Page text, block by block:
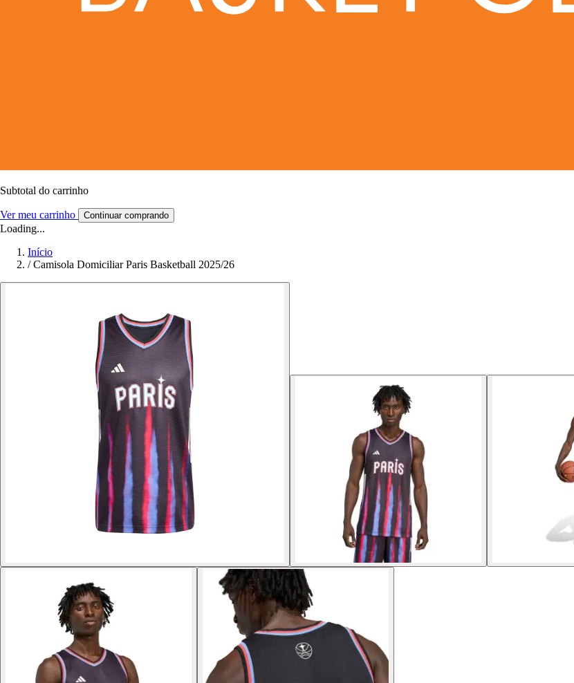
Subtotal do carrinho
Ver meu carrinho Continuar comprando
Loading...
Início
/ Camisola Domiciliar Paris Basketball 2025/26